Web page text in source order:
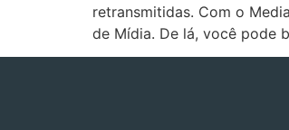
retransmitidas. Com o
de Mídia. De lá, você pode